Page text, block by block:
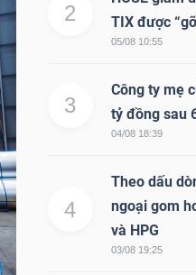
2
TIX được
05/08 10:55
3
Công ty mẹ
tỷ đồng sau
04/08 18:39
4
Theo dấu
ngoại gom
và HPG
03/08 19:25